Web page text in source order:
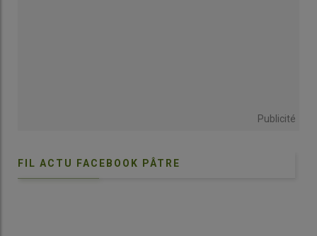
Publicité
FIL ACTU FACEBOOK PÂTRE